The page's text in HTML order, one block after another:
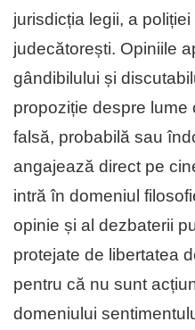
jurisdicția legii, a
judecătorești. Opiniile
gândibilului și
propoziție despre lume
falsă, probabilă sau
angajează direct pe
intră în domeniul
opinie și al dezbaterii
protejate de libertatea
pentru că nu sunt
domeniului